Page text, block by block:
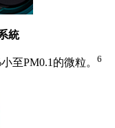
統
至PM0.1的微粒。 6